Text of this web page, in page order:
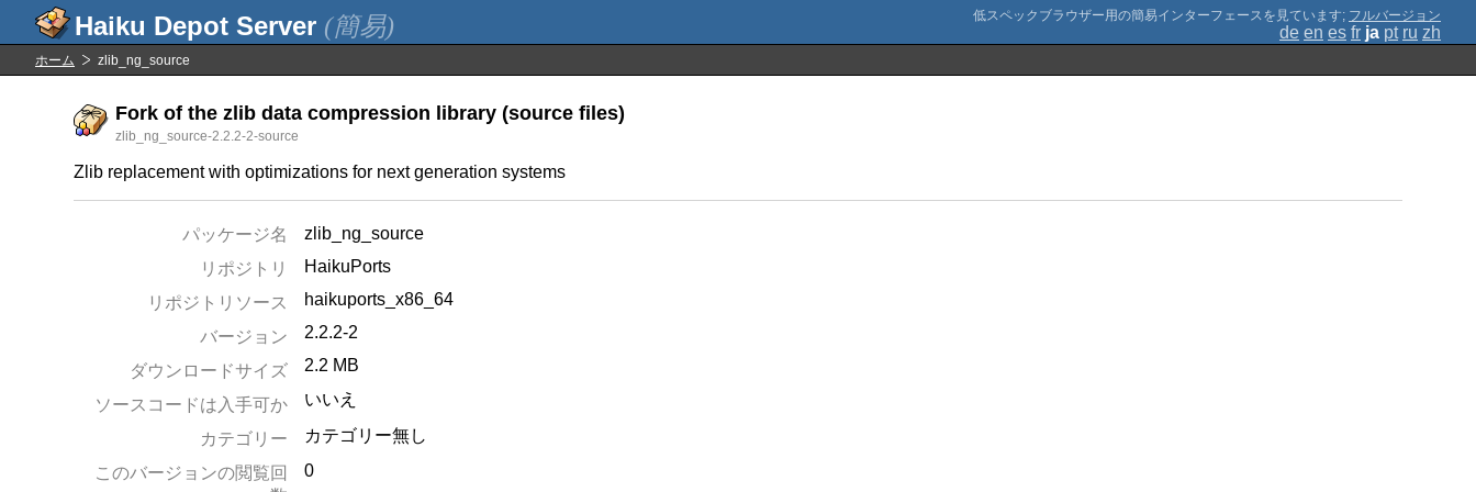
(簡易) ; フルバージョン
de en es fr ja pt ru zh
ホーム zlib_ng_source
Fork of the zlib data compression library (source files)
zlib_ng_source-2.2.2-2-source
Zlib replacement with optimizations for next generation systems
パッケージ名
zlib_ng_source
リポジトリ
HaikuPorts
リポジトリソース
haikuports_x86_64
バージョン
2.2.2-2
ダウンロードサイズ 2.2 MB
ソースコードは入手可か いいえ
カテゴリー
カテゴリー無し
このバージョンの閲覧回
0